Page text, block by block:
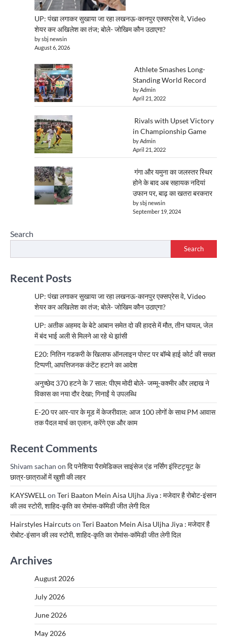
UP: पंखा लगाकर सुखाया जा रहा लखनऊ-कानपुर एक्सप्रेस वे, Video
शेयर कर अखिलेश का तंज; बोले- जोखिम कौन उठाएगा?
by sbj newsin
August 6, 2026
Athlete Smashes Long-
Standing World Record
by Admin
April 21, 2022
Rivals with Upset Victory
in Championship Game
by Admin
April 21, 2022
गंगा और यमुना का जलस्तर स्थिर
होने के बाद अब सहायक नदियां
उफान पर, बाढ़ का खतरा बरकरार
by sbj newsin
September 19, 2024
Search
Search
Recent Posts
UP: पंखा लगाकर सुखाया जा रहा लखनऊ-कानपुर एक्सप्रेस वे, Video
शेयर कर अखिलेश का तंज; बोले- जोखिम कौन उठाएगा?
UP: अतीक अहमद के बेटे आबान समेत दो की हादसे में मौत, तीन घायल, जेल
में बंद भाई अली से मिलने आ रहे थे झांसी
E20: नितिन गडकरी के खिलाफ ऑनलाइन पोस्ट पर बॉम्बे हाई कोर्ट की सख्त
टिप्पणी, आपत्तिजनक कंटेंट हटाने का आदेश
अनुच्छेद 370 हटने के 7 साल: पीएम मोदी बोले- जम्मू-कश्मीर और लद्दाख ने
विकास का नया दौर देखा; गिनाईं ये उपलब्धि
E-20 पर आर-पार के मूड में केजरीवाल: आज 100 लोगों के साथ PM आवास
तक पैदल मार्च का एलान, करेंगे एक और काम
Recent Comments
Shivam sachan on दि पनेशिया पैरामेडिकल साइंसेज एंड नर्सिंग इंस्टिट्यूट के
छात्र-छात्राओं में खुशी की लहर
KAYSWELLon Teri Baaton Mein Aisa Uljha Jiya : मजेदार है रोबोट-इंसान
की लव स्टोरी, शाहिद-कृति का रोमांस-कॉमेडी जीत लेगी दिल
Hairstyles Haircutson Teri Baaton Mein Aisa Uljha Jiya : मजेदार है
रोबोट-इंसान की लव स्टोरी, शाहिद-कृति का रोमांस-कॉमेडी जीत लेगी दिल
Archives
August 2026
July 2026
June 2026
May 2026